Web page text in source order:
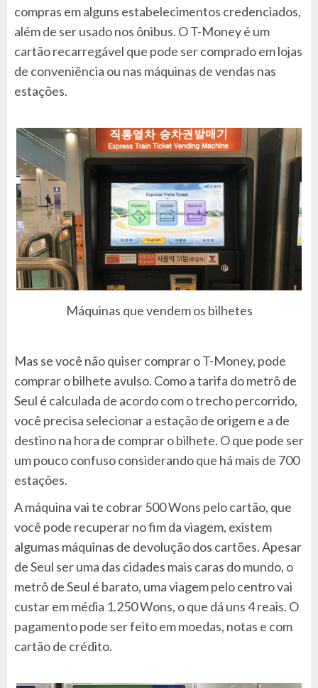
compras em alguns estabelecimentos credenciados,
além de ser usado nos ônibus. O T-Money é um
cartão recarregável que pode ser comprado em lojas
de conveniência ou nas máquinas de vendas nas
estações.
Máquinas que vendem os bilhetes
Mas se você não quiser comprar o T-Money, pode
comprar o bilhete avulso. Como a tarifa do metrô de
Seul é calculada de acordo com o trecho percorrido,
você precisa selecionar a estação de origem e a de
destino na hora de comprar o bilhete. O que pode ser
um pouco confuso considerando que há mais de 700
estações.
A máquina vai te cobrar 500 Wons pelo cartão, que
você pode recuperar no fim da viagem, existem
algumas máquinas de devolução dos cartões. Apesar
de Seul ser uma das cidades mais caras do mundo, o
metrô de Seul é barato, uma viagem pelo centro vai
custar em média 1.250 Wons, o que dá uns 4reais. O
pagamento pode ser feito em moedas, notas e com
cartão de crédito.